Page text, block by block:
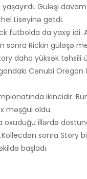
Güləşi
Liseyinə getdi.
futbolda da yaxşı idi.
sonra Rickin güləşə
daha yüksək təhsili
Cənubi Oregon
ikincidir.
məşğul oldu.
oxuduğu illərdə
Kollecdən sonra Story
başladı.